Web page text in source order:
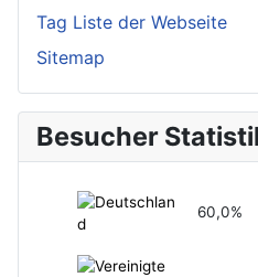
Tag Liste der Webseite
Sitemap
Besucher
60,0%